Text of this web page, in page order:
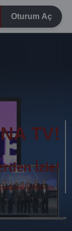
Oturum Aç
TV!
İzle!
DNA' da...